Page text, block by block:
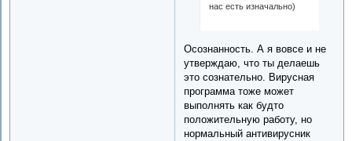
нас есть изначально)
Осознанность. А я вовсе и не
утверждаю, что ты делаешь
это сознательно. Вирусная
программа тоже может
выполнять как будто
положительную работу, но
нормальный антивирусник